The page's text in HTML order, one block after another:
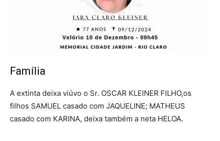
Família
A extinta deixa viúvo o Sr. OSCAR KLEINER FILHO,os
filhos SAMUEL casado com JAQUELINE; MATHEUS
casado com KARINA, deixa também a neta HELOA.